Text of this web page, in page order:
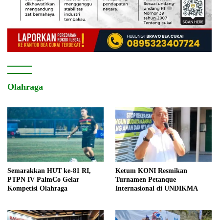
Olahraga
Semarakkan HUT ke-81 RI,
PTPN IV PalmCo Gelar
Kompetisi Olahraga
Ketum KONI Resmikan
Turnamen Petanque
Internasional di UNDIKMA